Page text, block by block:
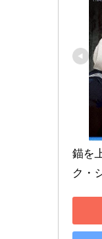
錨を
ク・